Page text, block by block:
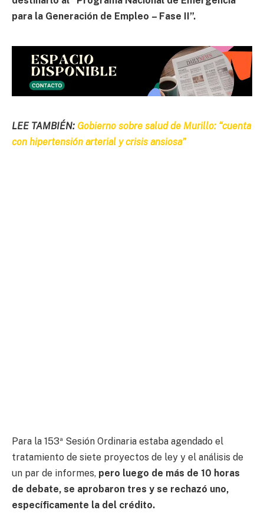
para la Generación de Empleo – Fase II”.
LEE TAMBIÉN: Gobierno sobre salud de Murillo: “cuenta
con hipertensión arterial y crisis ansiosa”
Para la 153ª Sesión Ordinaria estaba agendado el
tratamiento de siete proyectos de ley y el análisis de
un par de informes, pero luego de más de 10 horas
de debate, se aprobaron tres y se rechazó uno,
específicamente la del crédito.